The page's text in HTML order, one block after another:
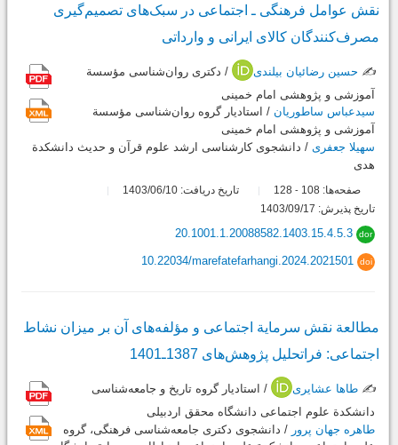
نقش عوامل فرهنگی ـ اجتماعی در سبک‌‌های تصمیم‌گیری
مصرف‌کنندگان کالای ایرانی و وارداتی
✍️ حسین رضائیان بیلندی
/ دکتری روان‌شناسی مؤسسة
آموزشی و پژوهشی امام خمینی
سیدعباس ساطوریان / استادیار گروه روان‌شناسی مؤسسة
آموزشی و پژوهشی امام خمینی
سهیلا جعفری / دانشجوی کارشناسی ارشد علوم قرآن و حدیث دانشکدة
هدی
صفحه‌ها: 108
-
تاریخ دریافت: 1403/06/10
تاریخ پذیرش: 1403/09/17
dor
20.1001.1.20088582.1403.15.4.5.3
doi
10.22034/marefatefarhangi.2024.2021501
مطالعة نقش سرمایة اجتماعی و مؤلفه‌های آن بر میزان نشاط
اجتماعی: فراتحلیل پژوهش‌های 1387ـ1401
✍️ طاها عشایری
/ استادیار گروه تاریخ و جامعه‌شناسی
دانشکدة علوم اجتماعی دانشگاه محقق اردبیلی
طاهره جهان پرور / دانشجوی دکتری جامعه‌شناسی فرهنگی، گروه